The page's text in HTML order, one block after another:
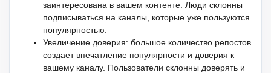
заинтересована в вашем контенте. Люди склонны
подписываться на каналы, которые уже пользуются
популярностью.
Увеличение доверия: большое количество репостов
создает впечатление популярности и доверия к
вашему каналу. Пользователи склонны доверять и